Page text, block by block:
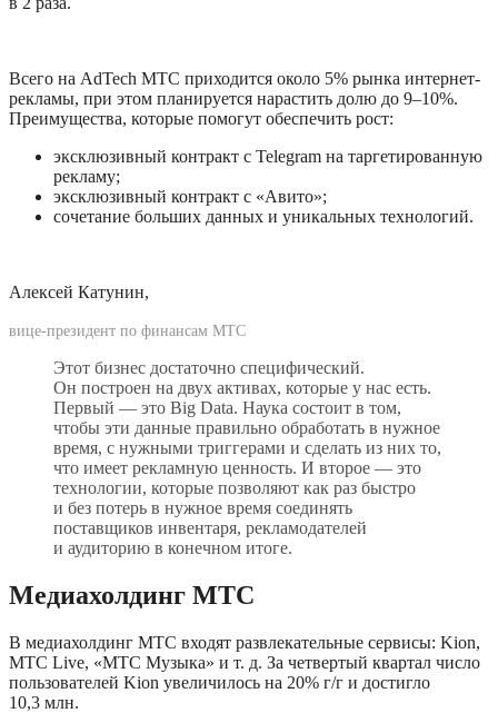
Всего на AdTech МТС приходится около 5% рынка интернет-
рекламы, при этом планируется нарастить долю до 9–10%.
Преимущества, которые помогут обеспечить рост:
эксклюзивный контракт с Telegram на таргетированную
рекламу;
эксклюзивный контракт с «Авито»;
сочетание больших данных и уникальных технологий.
Алексей Катунин,
вице-президент по финансам МТС
Этот бизнес достаточно специфический.
Он построен на двух активах, которые у нас есть.
Первый — это Big Data. Наука состоит в том,
чтобы эти данные правильно обработать в нужное
время, с нужными триггерами и сделать из них то,
что имеет рекламную ценность. И второе — это
технологии, которые позволяют как раз быстро
и без потерь в нужное время соединять
поставщиков инвентаря, рекламодателей
и аудиторию в конечном итоге.
Медиахолдинг МТС
В медиахолдинг МТС входят развлекательные сервисы: Kion,
МТС Live, «МТС Музыка» и т. д. За четвертый квартал число
пользователей Kion увеличилось на 20% г/г и достигло
10,3 млн.